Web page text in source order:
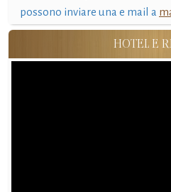
possono inviare una e mail a
HOTEL E